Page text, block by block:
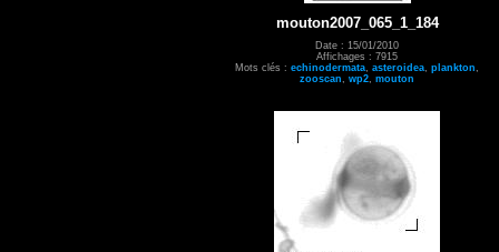
mouton2007_065_1_184
Date : 15/01/2010
Affichages : 7915
Mots clés : echinodermata asteroidea plankton
zooscan
wp2 mouton